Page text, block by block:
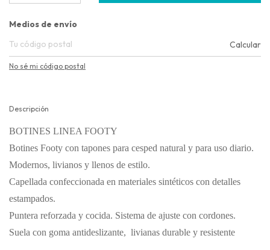
Entregas para el CP:
Medios de envío
Calcular
No sé mi código postal
Descripción
BOTINES LINEA FOOTY
Botines Footy con tapones para cesped natural y para uso diario.
Modernos, livianos y llenos de estilo.
Capellada confeccionada en materiales sintéticos con detalles
estampados.
Puntera reforzada y cocida. Sistema de ajuste con cordones.
Suela con goma antideslizante, livianas durable y resistente